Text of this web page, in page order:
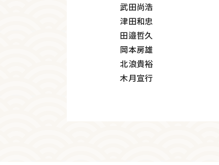
武田尚浩
津田和忠
田邉哲久
岡本房雄
北浪貴裕
木月宣行